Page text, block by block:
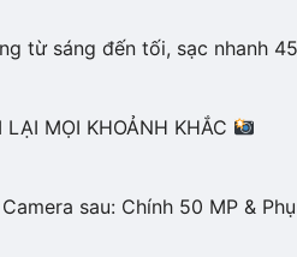
từ sáng đến tối, sạc nhanh
LẠI MỌI KHOẢNH KHẮC
sau: Chính 50 MP &